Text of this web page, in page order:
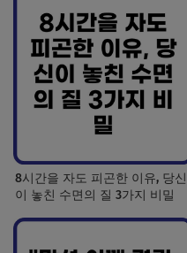
8시간을 자도 피곤한 이유, 당신
이 놓친 수면의 질 3가지 비밀